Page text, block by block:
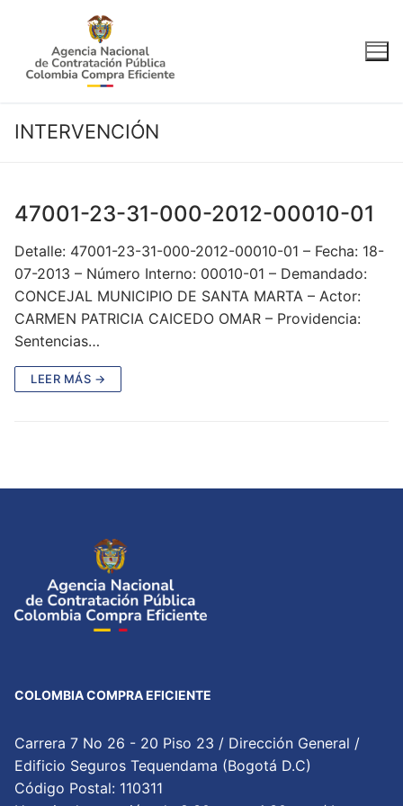
contenido
INTERVENCIÓN
47001-23-31-000-2012-00010-01
Detalle: 47001-23-31-000-2012-00010-01 – Fecha: 18-
07-2013 – Número Interno: 00010-01 – Demandado:
CONCEJAL MUNICIPIO DE SANTA MARTA – Actor:
CARMEN PATRICIA CAICEDO OMAR – Providencia:
Sentencias…
LEER MÁS →
COLOMBIA COMPRA EFICIENTE
Carrera 7 No 26 - 20 Piso 23 / Dirección General /
Edificio Seguros Tequendama (Bogotá D.C)
Código Postal: 110311